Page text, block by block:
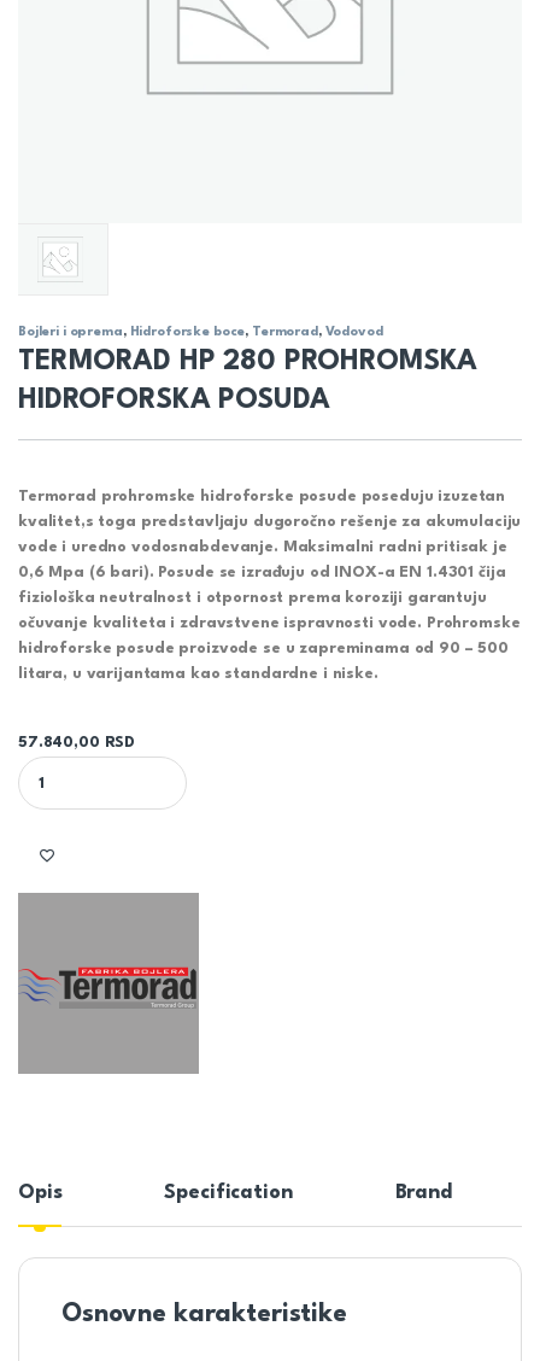
Bojleri i oprema, Hidroforske boce, Termorad , Vodovod
TERMORAD HP 280 PROHROMSKA
HIDROFORSKA POSUDA
Termorad prohromske hidroforske posude poseduju izuzetan
kvalitet,s toga predstavljaju dugoročno rešenje za akumulaciju
vode i uredno vodosnabdevanje. Maksimalni radni pritisak je
0,6 Mpa (6 bari). Posude se izrađuju od INOX-a EN 1.4301 čija
fiziološka neutralnost i otpornost prema koroziji garantuju
očuvanje kvaliteta i zdravstvene ispravnosti vode. Prohromske
hidroforske posude proizvode se u zapreminama od 90 – 500
litara, u varijantama kao standardne i niske.
57.840,00
RSD
TERMORAD HP 280 PROHROMSKA HIDROFORSKA POSUDA
Opis Specification Brand
Osnovne karakteristike